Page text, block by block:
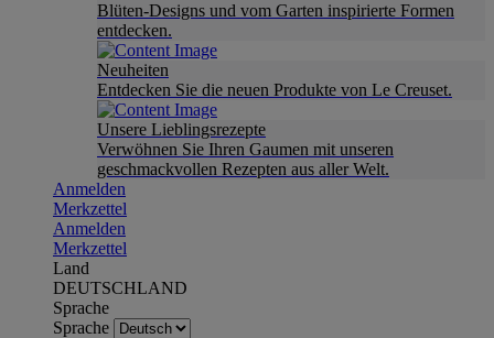
Blüten-Designs und vom Garten inspirierte Formen
entdecken.
Neuheiten
Entdecken Sie die neuen Produkte von Le Creuset.
Unsere Lieblingsrezepte
Verwöhnen Sie Ihren Gaumen mit unseren
geschmackvollen Rezepten aus aller Welt.
Anmelden
Merkzettel
Anmelden
Merkzettel
Land
DEUTSCHLAND
Sprache
Sprache